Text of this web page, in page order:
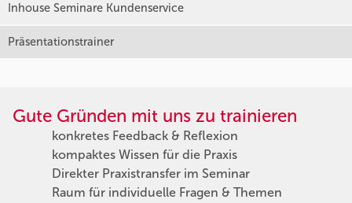
Inhouse Seminare Kundenservice
Präsentationstrainer
Gute Gründen mit uns zu trainieren
konkretes Feedback & Reflexion
kompaktes Wissen für die Praxis
Direkter Praxistransfer im Seminar
Raum für individuelle Fragen & Themen